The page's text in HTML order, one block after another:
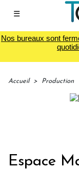
☰
Nos bureaux sont
Accueil > Production
Espace